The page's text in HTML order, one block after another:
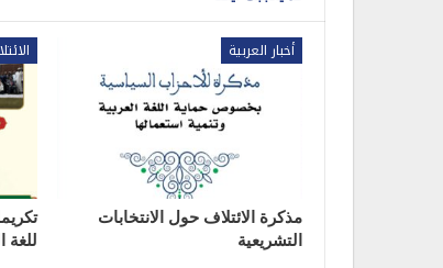
أخبار العربية
مذكرة الائتلاف حول الانتخابات
التشريعية
للغة